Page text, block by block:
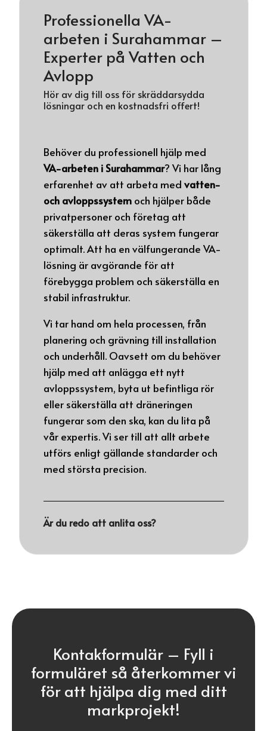
Professionella VA-
arbeten i Surahammar –
Experter på Vatten och
Avlopp
Hör av dig till oss för skräddarsydda
lösningar och en kostnadsfri offert!
Behöver du professionell hjälp med
VA-arbeten i Surahammar? Vi har lång
erfarenhet av att arbeta med vatten-
och avloppssystemoch hjälper både
privatpersoner och företag att
säkerställa att deras system fungerar
optimalt. Att ha en välfungerande VA-
lösning är avgörande för att
förebygga problem och säkerställa en
stabil infrastruktur.
Vi tar hand om hela processen, från
planering och grävning till installation
och underhåll. Oavsett om du behöver
hjälp med att anlägga ett nytt
avloppssystem, byta ut befintliga rör
eller säkerställa att dräneringen
fungerar som den ska, kan du lita på
vår expertis. Vi ser till att allt arbete
utförs enligt gällande standarder och
med största precision.
Är du redo att anlita oss?
Kontakformulär – Fyll i
formuläret så återkommer vi
för att hjälpa dig med ditt
markprojekt!